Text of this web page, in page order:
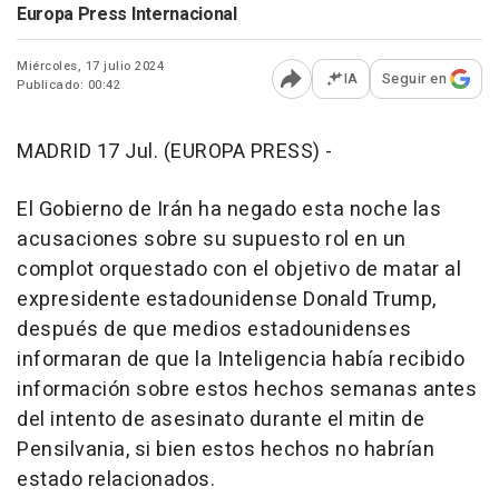
Europa Press Internacional
Miércoles, 17 julio 2024
Publicado: 00:42
Abrir opciones para
IA Seguir en
MADRID 17 Jul. (EUROPA PRESS) -
El Gobierno de Irán ha negado esta noche las
acusaciones sobre su supuesto rol en un
complot orquestado con el objetivo de matar al
expresidente estadounidense Donald Trump,
después de que medios estadounidenses
informaran de que la Inteligencia había recibido
información sobre estos hechos semanas antes
del intento de asesinato durante el mitin de
Pensilvania, si bien estos hechos no habrían
estado relacionados.